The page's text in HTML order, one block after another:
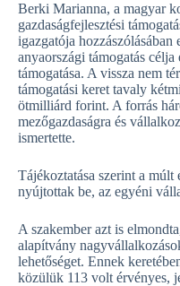
Berki Marianna, a magyar
gazdaságfejlesztési
igazgatója
anyaországi támogatás
támogatása. A vissza nem
támogatási keret tavaly
ötmilliárd forint. A forrás
mezőgazdaságra és
ismertette.
Tájékoztatása szerint a múlt
nyújtottak be, az egyéni
A szakember azt is
alapítvány
lehetőséget. Ennek
közülük 113 volt érvényes,